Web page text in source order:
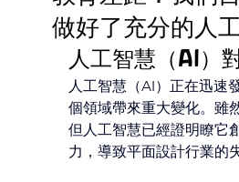
做好了充分的人
人工智慧（AI）
人工智慧（AI）正在迅速
個領域帶來重大變化。雖
但人工智慧已經證明瞭它
力，導致平面設計行業的